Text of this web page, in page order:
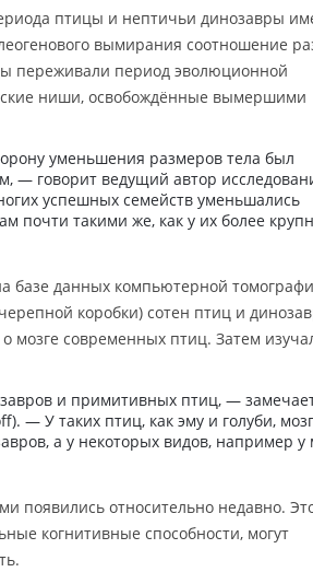
птицы и нептичьи динозавры
вымирания соотношение
переживали период эволюционной
ниши, освобождённые вымершими
уменьшения размеров тела был
— говорит ведущий автор
успешных семейств уменьшались
почти такими же, как у их более
базе данных компьютерной
коробки) сотен птиц и
современных птиц. Затем
и примитивных птиц, —
— У таких птиц, как эму и голуби,
а у некоторых видов, например у
появились относительно недавно.
когнитивные способности, могут